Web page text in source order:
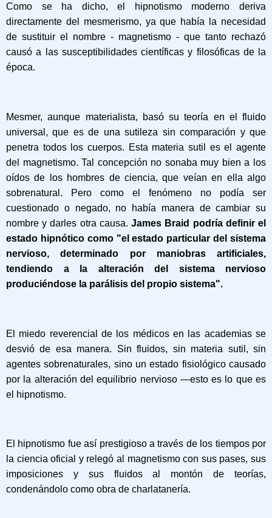
Como se ha dicho, el hipnotismo moderno deriva
directamente del mesmerismo, ya que había la necesidad
de sustituir el nombre - magnetismo - que tanto rechazó
causó a las susceptibilidades científicas y filosóficas de la
época.
Mesmer, aunque materialista, basó su teoría en el fluido
universal, que es de una sutileza sin comparación y que
penetra todos los cuerpos. Esta materia sutil es el agente
del magnetismo. Tal concepción no sonaba muy bien a los
oídos de los hombres de ciencia, que veían en ella algo
sobrenatural. Pero como el fenómeno no podía ser
cuestionado o negado, no había manera de cambiar su
nombre y darles otra causa. James Braid podría definir el
estado hipnótico como "el estado particular del sistema
nervioso, determinado por maniobras artificiales,
tendiendo a la alteración del sistema nervioso
produciéndose la parálisis del propio sistema".
El miedo reverencial de los médicos en las academias se
desvió de esa manera. Sin fluidos, sin materia sutil, sin
agentes sobrenaturales, sino un estado fisiológico causado
por la alteración del equilibrio nervioso —esto es lo que es
el hipnotismo.
El hipnotismo fue así prestigioso a través de los tiempos por
la ciencia oficial y relegó al magnetismo con sus pases, sus
imposiciones y sus fluidos al montón de teorías,
condenándolo como obra de charlatanería.